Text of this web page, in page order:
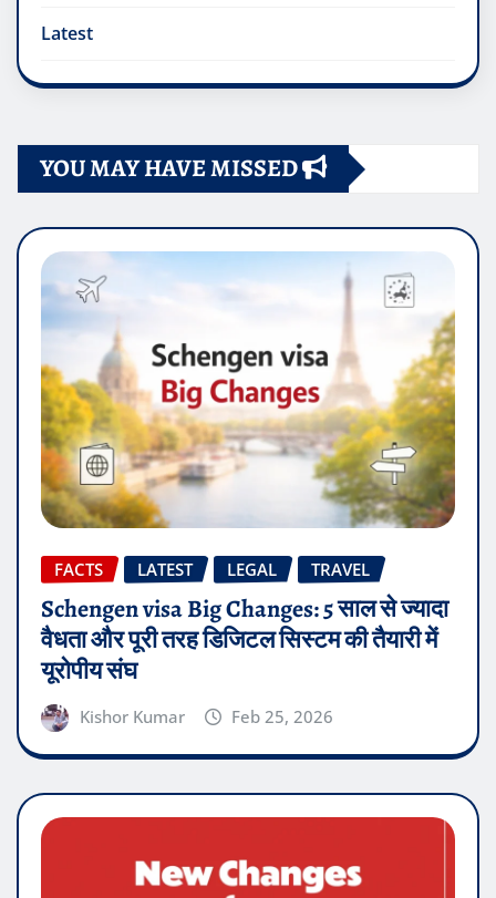
Latest
YOU MAY HAVE MISSED
FACTS LATEST LEGAL TRAVEL
Schengen visa Big Changes: 5 साल से ज्यादा
वैधता और पूरी तरह डिजिटल सिस्टम की तैयारी में
यूरोपीय संघ
Kishor Kumar Feb 25, 2026